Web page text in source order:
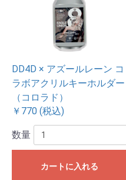
DD4D × アズールレーン コ
ラボアクリルキーホルダー
（コロラド）
￥770 (税込)
数量
カートに入れる